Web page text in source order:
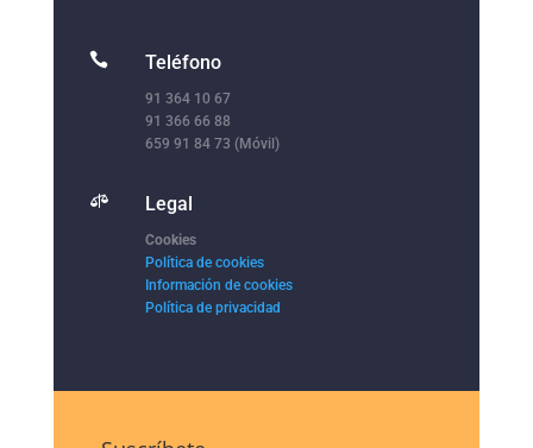
 Teléfono
91 364 10 67
91 366 66 88
659 91 84 73 (Móvil)
 Legal
Cookies
Política de cookies
Información de cookies
Política de privacidad